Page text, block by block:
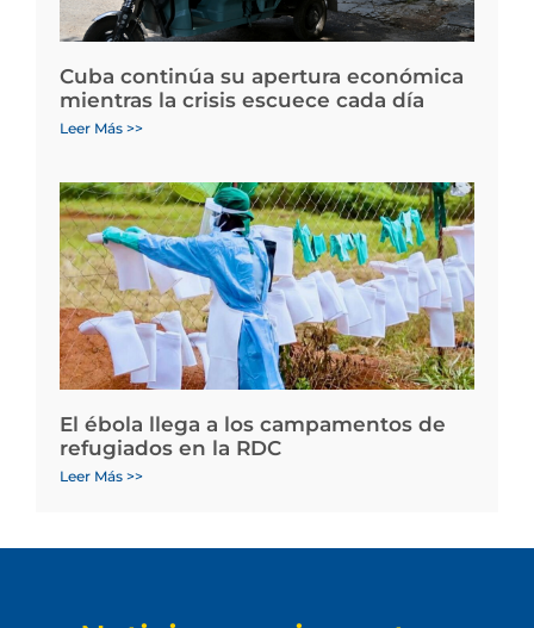
Cuba continúa su apertura económica
mientras la crisis escuece cada día
Leer Más >>
El ébola llega a los campamentos de
refugiados en la RDC
Leer Más >>